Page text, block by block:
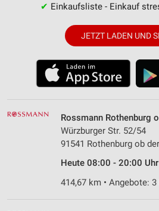
✔ Einkaufsliste - Einkauf
JETZT LADEN UND
Rossmann Rothenburg
Würzburger Str. 52/54
91541 Rothenburg ob
Heute 08:00 - 20:00
414,67 km • Angebote: